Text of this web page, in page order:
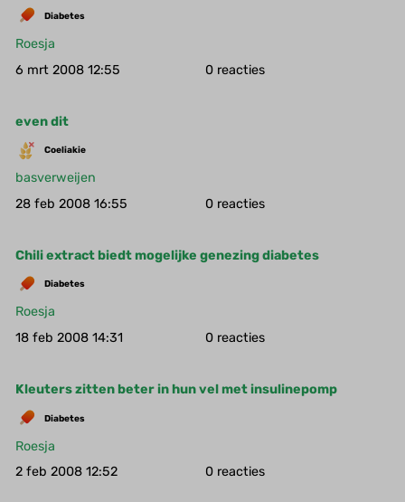
Diabetes
Roesja
6 mrt 2008 12:55
0
Coeliakie
even dit
basverweijen
28 feb 2008 16:55
0
Diabetes
Chili extract biedt mogelijke genezing diabetes
Roesja
18 feb 2008 14:31
0
Diabetes
Kleuters zitten beter in hun vel met insulinepomp
Roesja
2 feb 2008 12:52
0